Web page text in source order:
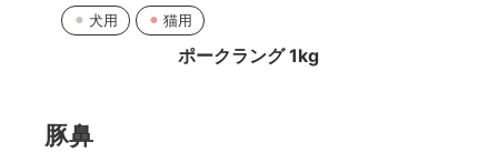
犬用 猫用
ポークラング 1kg
豚鼻